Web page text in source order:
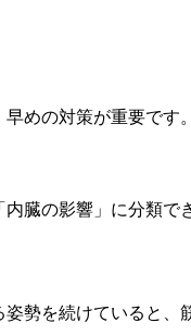
めの対策が重要です。
臓の影響」に分類で
勢を続けていると、